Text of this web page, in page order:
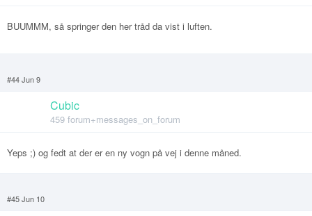
BUUMMM, så springer den her tråd da vist i luften.
#44 Jun 9
Cubic
459 forum+messages_on_forum
Yeps ;) og fedt at der er en ny vogn på vej i denne måned.
#45 Jun 10